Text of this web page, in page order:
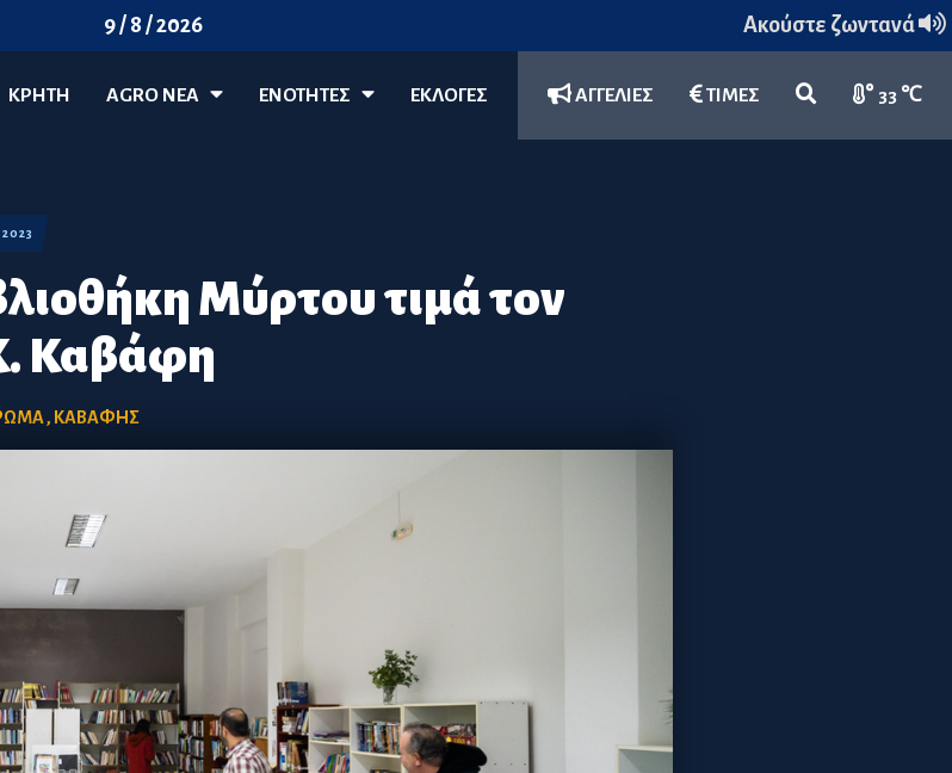
9 / 8 / 2026 Ακούστε ζωντανά
ΚΡΗΤΗ AGRO ΝΈΑ ΕΝΟΤΗΤΕΣ ΕΚΛΟΓΕΣ ΑΓΓΕΛΙΕΣ ΤΙΜΕΣ 33 ℃
Μύρτου τιμά τον
Καβάφη
, ΚΑΒΑΦΗΣ